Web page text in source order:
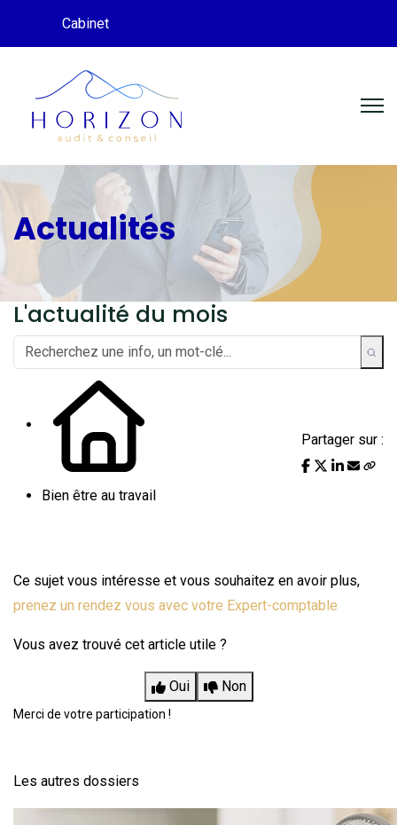
Cabinet
Actualités
L'actualité du mois
Bien être au travail
Partager sur :
Ce sujet vous intéresse et vous souhaitez en avoir plus,
prenez un rendez vous avec votre Expert-comptable
Vous avez trouvé cet article utile ?
Oui Non
Merci de votre participation !
Les autres dossiers